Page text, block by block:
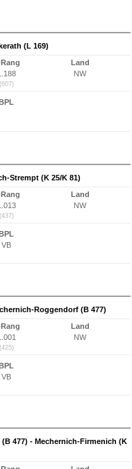
(L 169)
Rang
(607)
Land
NW
Strempt (K 25/K 81)
Rang
(437)
Land
NW
VB
Roggendorf (B 477)
Rang
(425)
Land
NW
VB
477) - Mechernich-Firmenich (K